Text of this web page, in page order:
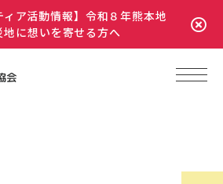
ィア活動情報】令和８年熊本地
に想いを寄せる方へ